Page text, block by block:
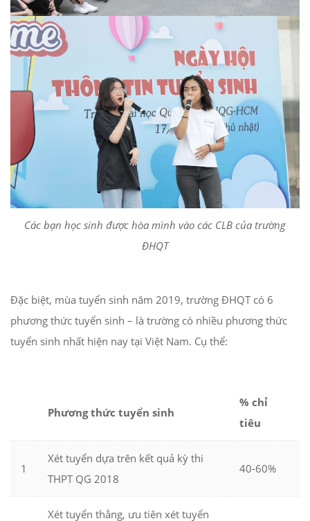
Các bạn học sinh được hòa mình vào các CLB của trường
ĐHQT
Đặc biệt, mùa tuyển sinh năm 2019, trường ĐHQT có 6
phương thức tuyển sinh – là trường có nhiều phương thức
tuyển sinh nhất hiện nay tại Việt Nam. Cụ thể:
Phương thức tuyển sinh
% chỉ
tiêu
1
Xét tuyển dựa trên kết quả kỳ thi
THPT QG 2018
40-60%
Xét tuyển thẳng, ưu tiên xét tuyển